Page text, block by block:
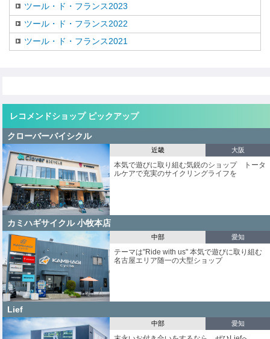
ツール・ド・フランス2023
ツール・ド・フランス2022
ツール・ド・フランス2021
レコメンドショップ ピックアップ
クローバーバイシクル
近畿 大阪
本気で遊びに取り組む気鋭のショップ トータ
ルケアで充実のサイクリングライフを
カミハギサイクル 小牧本店
中部 愛知
テーマは"Ride with us" 本気で遊びに取り組む
名古屋エリア随一の大型ショップ
Lief
中部 愛知